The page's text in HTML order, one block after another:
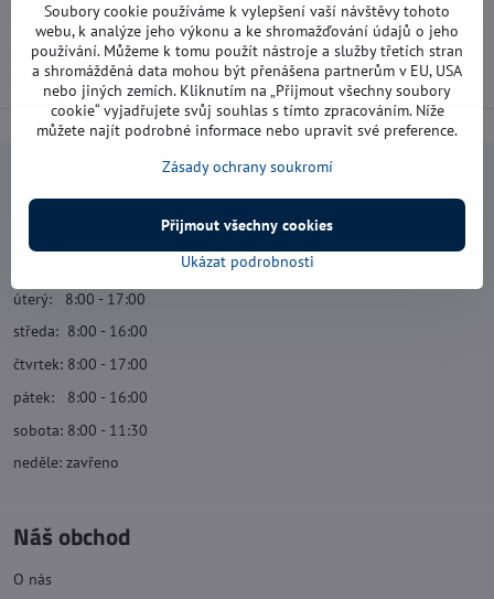
Víčko TWIST 43 BÍ i na maso (10 ks).
průměr: 43 mm
balení: 10 ks
Navštivte nás
úterý: 8:00 - 17:00
středa: 8:00 - 16:00
čtvrtek: 8:00 - 17:00
pátek: 8:00 - 16:00
sobota: 8:00 - 11:30
neděle: zavřeno
Náš obchod
O nás
Soubory cookie používáme k vylepšení vaší návštěvy tohoto
webu, k analýze jeho výkonu a ke shromažďování údajů o jeho
používání. Můžeme k tomu použít nástroje a služby třetích stran
a shromážděná data mohou být přenášena partnerům v EU, USA
nebo jiných zemích. Kliknutím na „Přijmout všechny soubory
cookie“ vyjadřujete svůj souhlas s tímto zpracováním. Níže
můžete najít podrobné informace nebo upravit své preference.
Zásady ochrany soukromí
Ukázat podrobnosti
Přijmout všechny cookies